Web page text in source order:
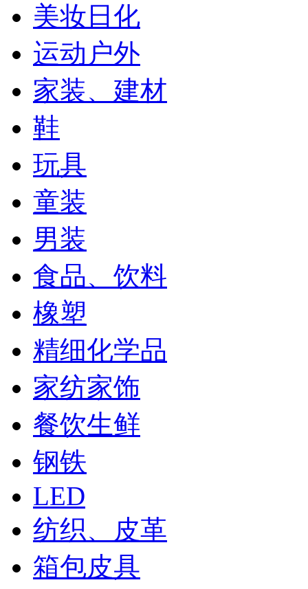
美妆日化
运动户外
家装、建材
鞋
玩具
童装
男装
食品、饮料
橡塑
精细化学品
家纺家饰
餐饮生鲜
钢铁
LED
纺织、皮革
箱包皮具